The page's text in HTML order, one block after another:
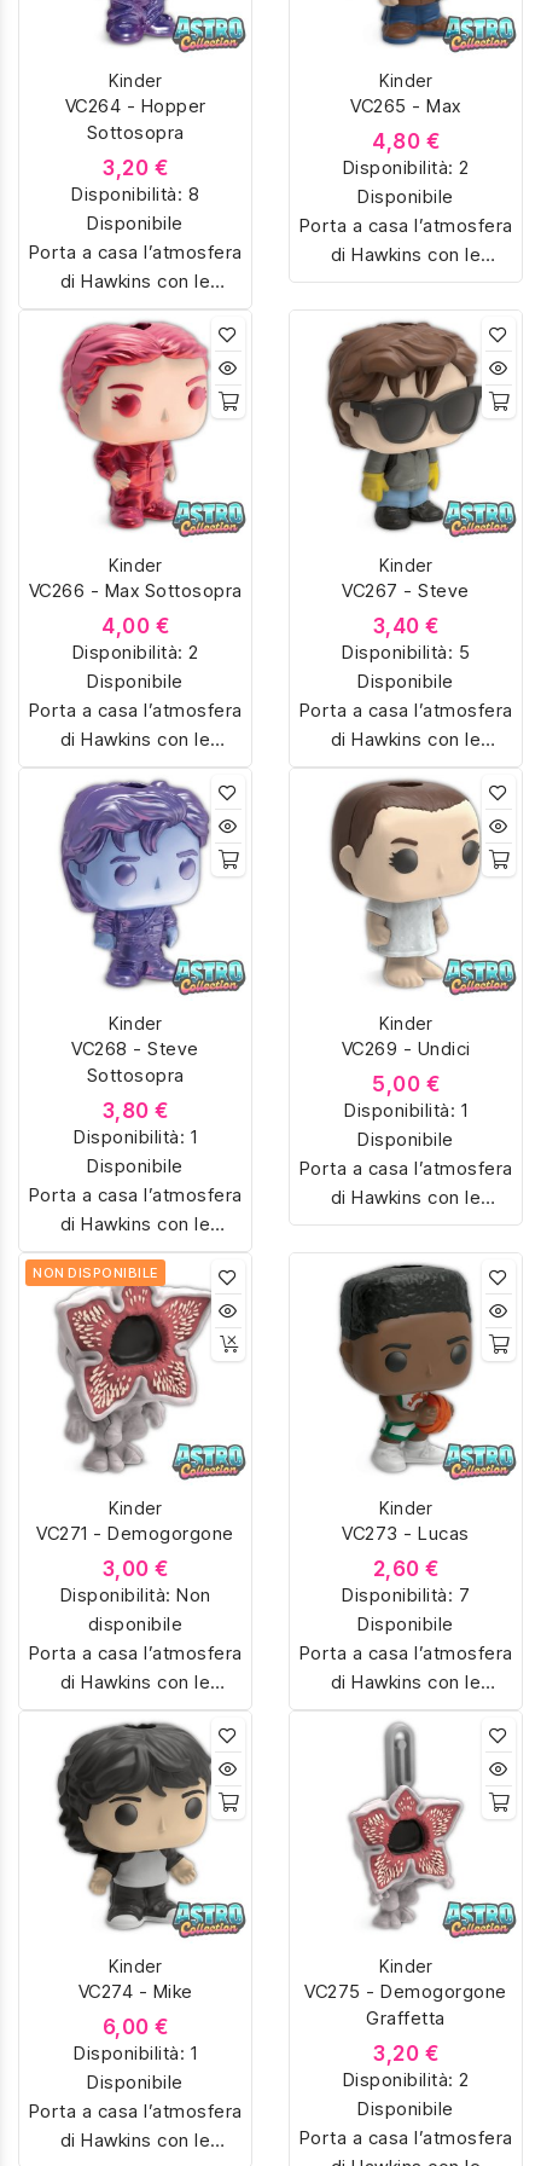
miniatura con dettagli
unici. Perfetti per fan e
collezionisti, ideali anche
come regalo originale.
unici. Perfetti per fan e
collezionisti, ideali anche
come regalo originale.
Kinder
VC264 - Hopper
Sottosopra
3,20 €
Disponibilità: 8
Disponibile
Porta a casa l’atmosfera
di Hawkins con le
sorpresine Kinder Joy
dedicate a Stranger
Things. Colleziona
Eleven, Dustin,
Demogorgon e tanti altri
personaggi iconici della
serie Netflix, riprodotti in
miniatura con dettagli
unici. Perfetti per fan e
collezionisti, ideali anche
come regalo originale.
Kinder
VC265 - Max
4,80 €
Disponibilità: 2
Disponibile
Porta a casa l’atmosfera
di Hawkins con le
sorpresine Kinder Joy
dedicate a Stranger
Things. Colleziona
Eleven, Dustin,
Demogorgon e tanti altri
personaggi iconici della
serie Netflix, riprodotti in
miniatura con dettagli
unici. Perfetti per fan e
collezionisti, ideali anche
come regalo originale.
Kinder
VC266 - Max Sottosopra
4,00 €
Disponibilità: 2
Disponibile
Porta a casa l’atmosfera
di Hawkins con le
sorpresine Kinder Joy
dedicate a Stranger
Things. Colleziona
Eleven, Dustin,
Demogorgon e tanti altri
personaggi iconici della
serie Netflix, riprodotti in
miniatura con dettagli
unici. Perfetti per fan e
collezionisti, ideali anche
come regalo originale.
Kinder
VC267 - Steve
3,40 €
Disponibilità: 5
Disponibile
Porta a casa l’atmosfera
di Hawkins con le
sorpresine Kinder Joy
dedicate a Stranger
Things. Colleziona
Eleven, Dustin,
Demogorgon e tanti altri
personaggi iconici della
serie Netflix, riprodotti in
miniatura con dettagli
unici. Perfetti per fan e
collezionisti, ideali anche
come regalo originale.
Kinder
VC268 - Steve
Sottosopra
3,80 €
Disponibilità: 1
Disponibile
Porta a casa l’atmosfera
di Hawkins con le
sorpresine Kinder Joy
dedicate a Stranger
Things. Colleziona
Eleven, Dustin,
Demogorgon e tanti altri
personaggi iconici della
serie Netflix, riprodotti in
miniatura con dettagli
unici. Perfetti per fan e
collezionisti, ideali anche
come regalo originale.
Kinder
VC269 - Undici
5,00 €
Disponibilità: 1
Disponibile
Porta a casa l’atmosfera
di Hawkins con le
sorpresine Kinder Joy
dedicate a Stranger
Things. Colleziona
Eleven, Dustin,
Demogorgon e tanti altri
personaggi iconici della
serie Netflix, riprodotti in
miniatura con dettagli
unici. Perfetti per fan e
collezionisti, ideali anche
come regalo originale.
NON DISPONIBILE
Kinder
VC271 - Demogorgone
3,00 €
Disponibilità: Non
disponibile
Porta a casa l’atmosfera
di Hawkins con le
sorpresine Kinder Joy
dedicate a Stranger
Things. Colleziona
Eleven, Dustin,
Demogorgon e tanti altri
personaggi iconici della
serie Netflix, riprodotti in
miniatura con dettagli
unici. Perfetti per fan e
collezionisti, ideali anche
come regalo originale.
Kinder
VC273 - Lucas
2,60 €
Disponibilità: 7
Disponibile
Porta a casa l’atmosfera
di Hawkins con le
sorpresine Kinder Joy
dedicate a Stranger
Things. Colleziona
Eleven, Dustin,
Demogorgon e tanti altri
personaggi iconici della
serie Netflix, riprodotti in
miniatura con dettagli
unici. Perfetti per fan e
collezionisti, ideali anche
come regalo originale.
Kinder
VC274 - Mike
6,00 €
Disponibilità: 1
Disponibile
Porta a casa l’atmosfera
di Hawkins con le
Kinder
VC275 - Demogorgone
Graffetta
3,20 €
Disponibilità: 2
Disponibile
Porta a casa l’atmosfera